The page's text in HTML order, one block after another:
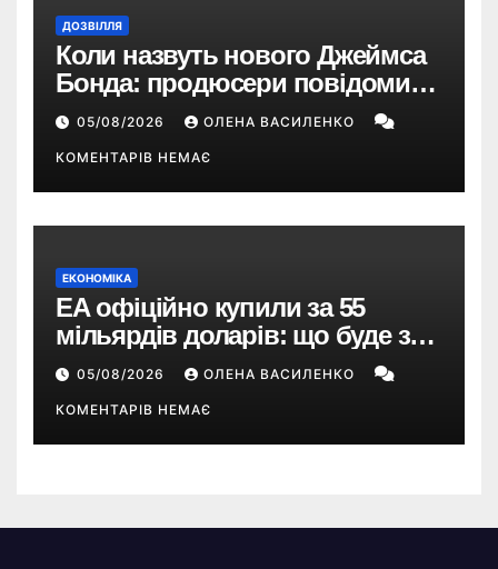
ДОЗВІЛЛЯ
Коли назвуть нового Джеймса
Бонда: продюсери повідомили
про терміни кастингу
05/08/2026 ОЛЕНА ВАСИЛЕНКО
КОМЕНТАРІВ НЕМАЄ
ЕКОНОМІКА
EA офіційно купили за 55
мільярдів доларів: що буде з
EA Sports FC, Battlefield і The
Sims
05/08/2026 ОЛЕНА ВАСИЛЕНКО
КОМЕНТАРІВ НЕМАЄ